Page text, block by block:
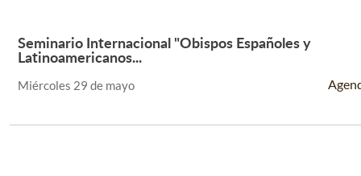
Leer Más +
Seminario Internacional "Obispos Españoles y
Latinoamericanos...
Miércoles 29 de mayo